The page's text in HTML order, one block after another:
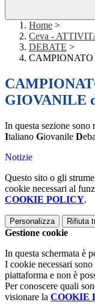
Home >
Ceva -
DEBATE >
GIOVANILE
In questa sezione sono
Italiano Giovanile D
Notizie
Questo sito o gli
cookie necessari al
COOKIE POLICY.
Personalizza Rifiuta
Gestione cookie
In questa schermata è
I cookie necessari
piattaforma e non è
Per conoscere quali
visionare la COOKIE